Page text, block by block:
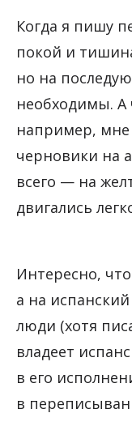
Когда я пишу
покой и
но на
необходимы. А
например, мне
черновики на
всего — на
двигались
Интересно,
а на
люди (хотя
владеет
в его
в